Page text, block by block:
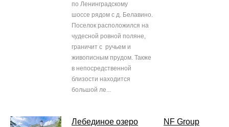
по Ленинградскому
шоссе рядом с д. Белавино.
Поселок расположился на
чудесной ровной поляне,
граничит с ручьем и
живописным прудом. Также
в непосредственной
близости находится
большой ле...
Лебединое озеро NF Group